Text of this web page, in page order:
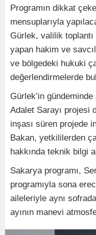
Programın dikkat
mensuplarıyla
Gürlek, valilik
yapan hakim ve
ve bölgedeki hukuki
değerlendirmelerde
Gürlek’in gündeminde
Adalet Sarayı projesi
inşası süren projede
Bakan, yetkililerden
hakkında teknik bilgi
Sakarya programı,
programıyla sona
aileleriyle aynı
ayının manevi